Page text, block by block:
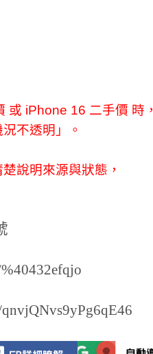
或 iPhone 16 二手價 時，
不透明」。
說明來源與狀態，